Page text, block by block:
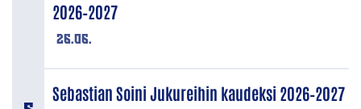
26.06.
2026–2027
Sebastian Soini Jukureihin kaudeksi 2026–2027